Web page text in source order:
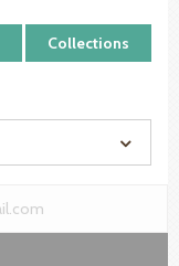
Collections